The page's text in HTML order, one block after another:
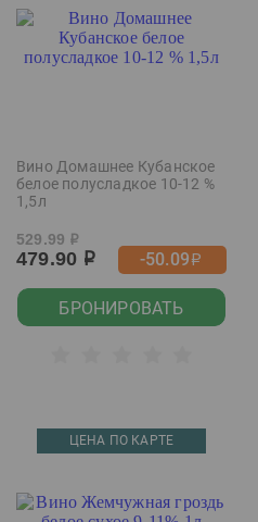
Вино Домашнее Кубанское
белое полусладкое 10-12 %
1,5л
529.99 р
479.90 р -50.09р
БРОНИРОВАТЬ
ЦЕНА ПО КАРТЕ